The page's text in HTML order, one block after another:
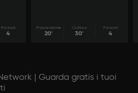
Porzioni
4
Preparazione
20'
Cottura
30'
Porzioni
4
| Guarda gratis i tuoi